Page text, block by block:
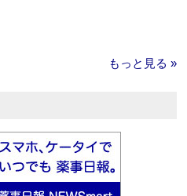
もっと見る »